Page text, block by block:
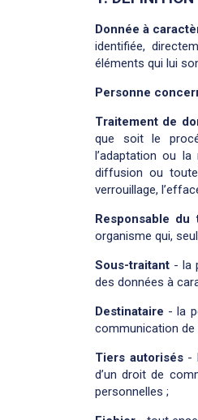
Donnée à
identifiée,
éléments qui lui
Personne
Traitement de
que soit le
l’adaptation ou
diffusion ou
verrouillage,
Responsable du
organisme qui,
Sous-traitant - la
des données à
Destinataire - la
communication de
Tiers autorisés-
d’un droit de
personnelles ;